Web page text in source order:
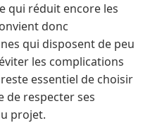
qui réduit encore les
donc
qui disposent de peu
les complications
essentiel de choisir
de respecter ses
projet.